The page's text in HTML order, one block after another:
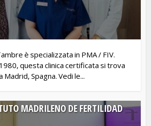
è specializzata in PMA / FIV.
questa clinica certificata si trova
Madrid, Spagna. Vedi le...
MADRILENO DE FERTILIDAD